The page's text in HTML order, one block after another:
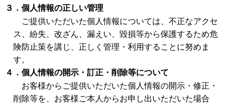
３．個人情報の正しい管理
ご提供いただいた個人情報については、不正なアクセ
ス、紛失、改ざん、漏えい、毀損等から保護するため危
険防止策を講じ、正しく管理・利用することに努めま
す。
４．個人情報の開示・訂正・削除等について
お客様からご提供いただいた個人情報の開示・修正・
削除等を、お客様ご本人からお申し出いただいた場合